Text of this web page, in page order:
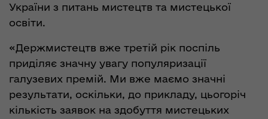
України з питань мистецтв та мистецької
освіти.
«Держмистецтв вже третій рік поспіль
приділяє значну увагу популяризації
галузевих премій. Ми вже маємо значні
результати, оскільки, до прикладу, цьогоріч
кількість заявок на здобуття мистецьких